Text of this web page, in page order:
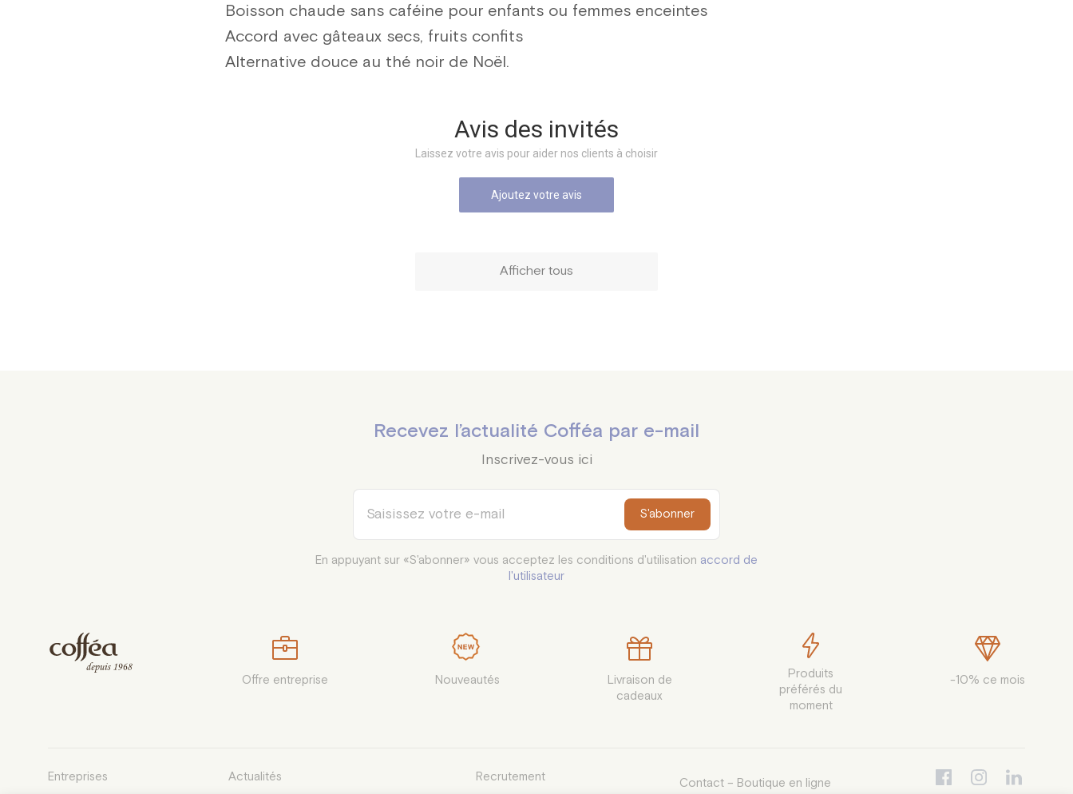
Boisson chaude sans caféine pour enfants ou femmes enceintes
Accord avec gâteaux secs, fruits confits
Alternative douce au thé noir de Noël.
Avis des invités
Laissez votre avis pour aider nos clients à choisir
Ajoutez votre avis
Afficher tous
Recevez l’actualité Cofféa par e-mail
Inscrivez-vous ici
S'abonner
En appuyant sur «S'abonner» vous acceptez les conditions d'utilisation accord de
l'utilisateur
Offre entreprise Nouveautés
Livraison de
cadeaux
Produits
préférés du
moment
-10% ce mois
Entreprises Actualités
Recrutement
Contact – Boutique en ligne